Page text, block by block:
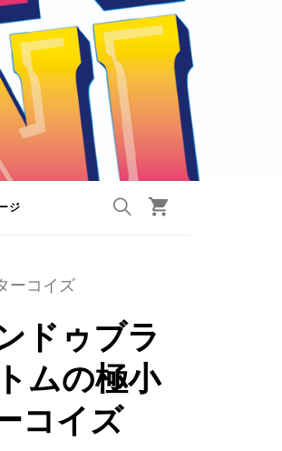
ジ
ーコイズ
ドゥブラ
ムの極小
コイズ